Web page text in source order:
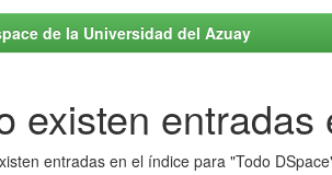
de la Universidad del Azuay
existen
entradas en el índice para "Todo